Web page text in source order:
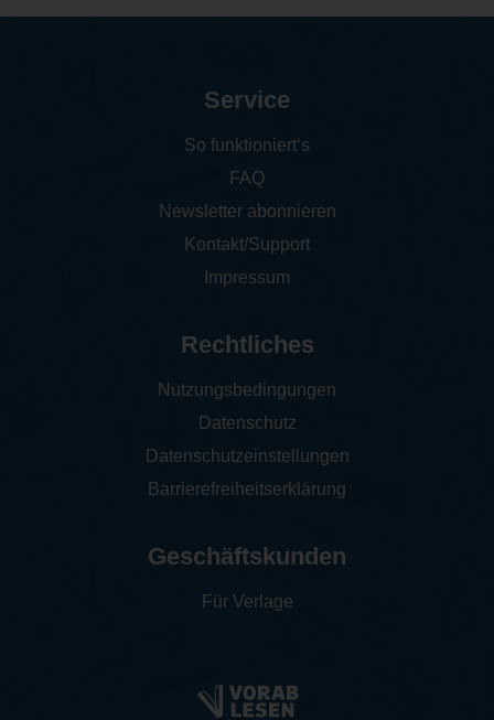
Service
So funktioniert‘s
FAQ
Newsletter abonnieren
Kontakt/Support
Impressum
Rechtliches
Nutzungsbedingungen
Datenschutz
Datenschutzeinstellungen
Barrierefreiheitserklärung
Geschäftskunden
Für Verlage